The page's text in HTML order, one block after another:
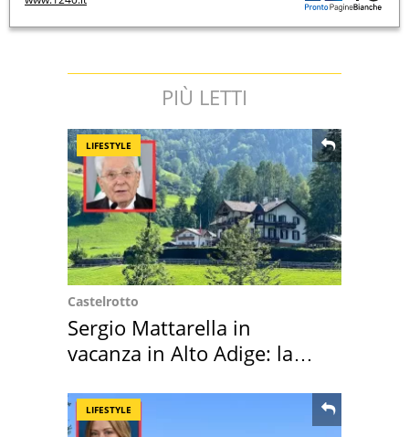
PIÙ LETTI
LIFESTYLE
Castelrotto
Sergio Mattarella in
vacanza in Alto Adige: la
LIFESTYLE